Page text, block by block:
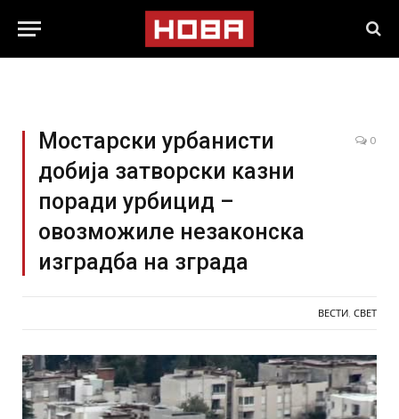
Мостарски урбанисти
добија затворски казни
поради урбицид –
овозможиле незаконска
изградба на зграда
0
ВЕСТИ СВЕТ